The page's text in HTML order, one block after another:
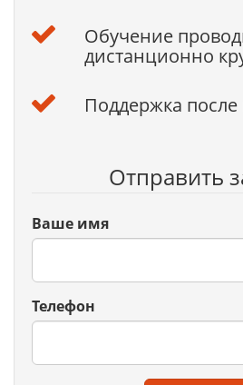
Обучение
дистанционно
Поддержка
Отправить
Ваше имя
Телефон